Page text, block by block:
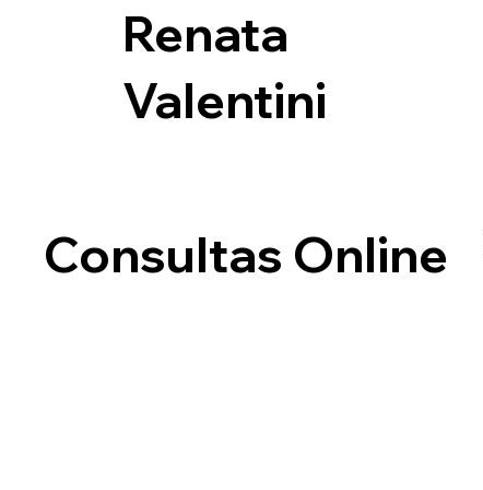
Renata
Valentini
Consultas Online